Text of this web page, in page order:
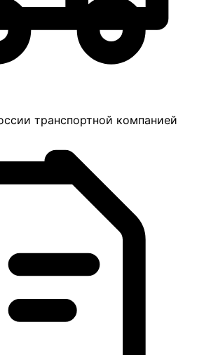
транспортной компанией